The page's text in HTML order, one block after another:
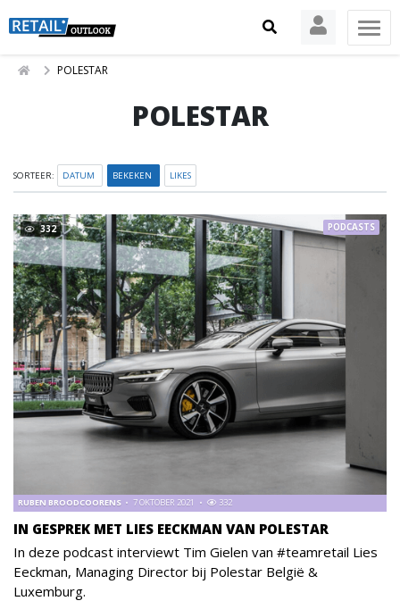
POLESTAR
POLESTAR
SORTEER: DATUM BEKEKEN LIKES
332
IN GESPREK MET LIES EECKMAN VAN POLESTAR
RUBEN BROODCOORENS 7 OKTOBER 2021 332
PODCASTS
In deze podcast interviewt Tim Gielen van #teamretail Lies
Eeckman, Managing Director bij Polestar België &
Luxemburg.